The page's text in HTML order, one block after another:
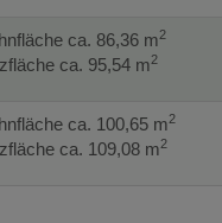
ca. 86,36 m2
ca. 95,54 m2
ca. 100,65 m2
ca. 109,08 m2